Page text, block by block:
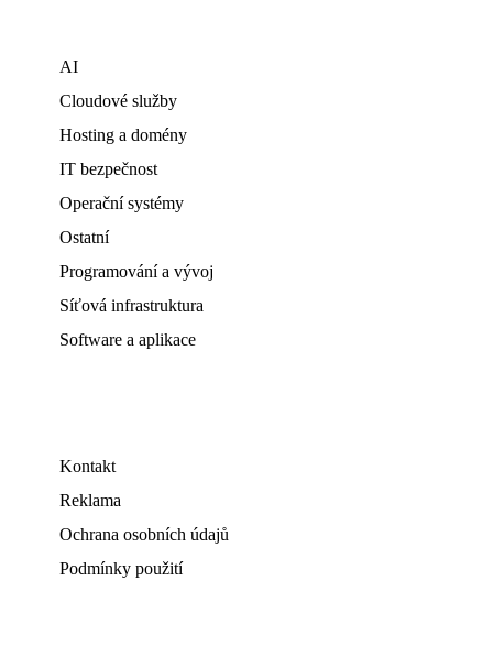
AI
Cloudové služby
Hosting a domény
IT bezpečnost
Operační systémy
Ostatní
Programování a vývoj
Síťová infrastruktura
Software a aplikace
Kontakt
Reklama
Ochrana osobních údajů
Podmínky použití